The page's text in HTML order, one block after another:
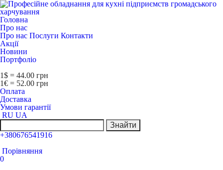
Головна
Про нас
Про нас Послуги Контакти
Акції
Новини
Портфоліо
1$ = 44.00 грн
1€ = 52.00 грн
Оплата
Доставка
Умови гарантії
RU UA
Знайти
+380676541916
Порівняння
0